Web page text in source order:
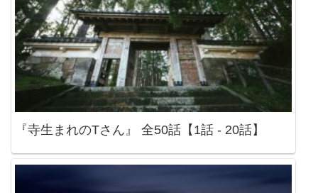
『寺生まれのTさん』 全50話【1話 - 20話】